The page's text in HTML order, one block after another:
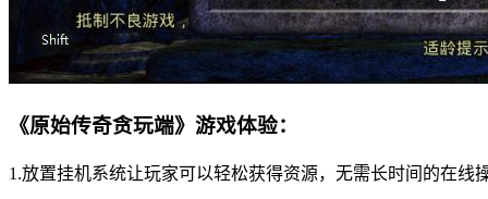
《原始传奇贪玩端》游戏体验：
1.放置挂机系统让玩家可以轻松获得资源，无需长时间的在线